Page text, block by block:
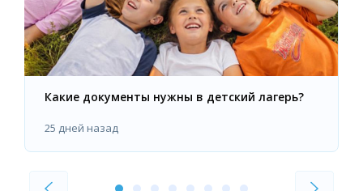
Какие документы нужны в детский лагерь?
25 дней назад